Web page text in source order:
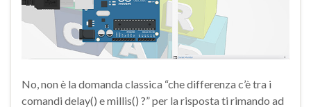
No, non è la domanda classica “che differenza c’è tra i
comandi delay() e millis() ?” per la risposta ti rimando ad